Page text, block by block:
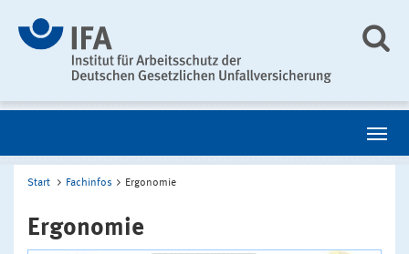
Start Fachinfos Ergonomie
Ergonomie